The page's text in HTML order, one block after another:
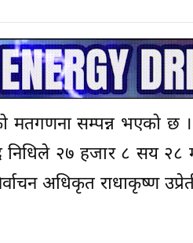
मतगणना सम्पन्न भएको छ
निधिले २७ हजार ८ सय
अधिकृत राधाकृष्ण